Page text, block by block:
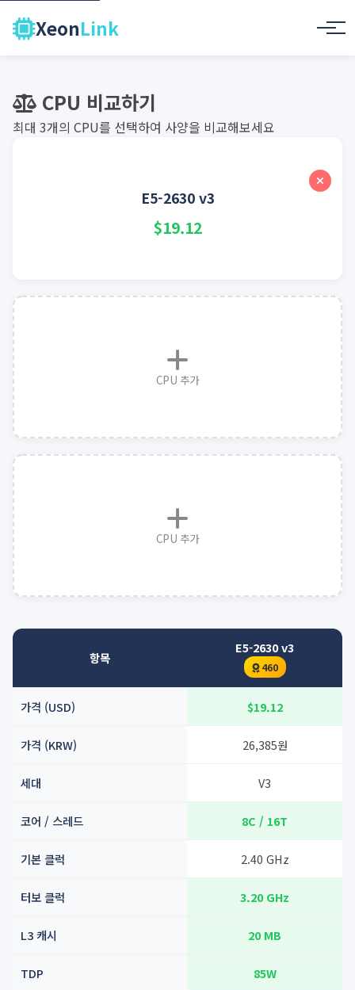
XeonLink
CPU 비교하기
최대 3개의 CPU를 선택하여 사양을 비교해보세요
E5-2630 v3
$19.12
CPU 추가
CPU 추가
항목
E5-2630 v3
460
가격 (USD) $19.12
가격 (KRW) 26,385원
세대 V3
코어 / 스레드 8C / 16T
기본 클럭 2.40 GHz
터보 클럭 3.20 GHz
L3 캐시 20 MB
TDP 85W